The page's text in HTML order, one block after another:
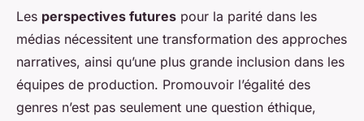
Les perspectives futures pour la parité dans les
médias nécessitent une transformation des approches
narratives, ainsi qu’une plus grande inclusion dans les
équipes de production. Promouvoir l’égalité des
genres n’est pas seulement une question éthique,